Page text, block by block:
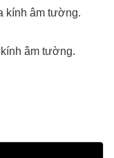
kính âm tường.
âm tường.